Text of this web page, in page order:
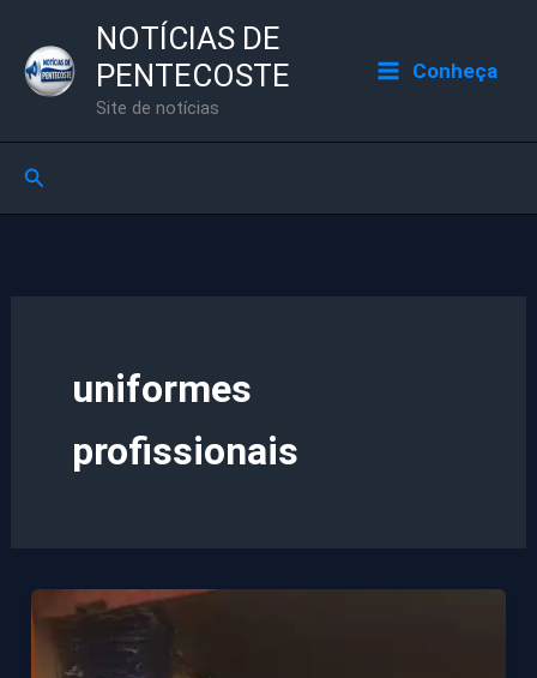
para
NOTÍCIAS DE
PENTECOSTE
Site de notícias
Conheça
Pesquisar
uniformes
profissionais